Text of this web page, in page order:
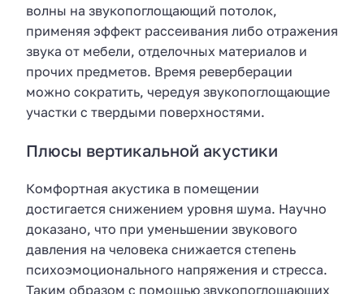
волны на звукопоглощающий потолок,
применяя эффект рассеивания либо отражения
звука от мебели, отделочных материалов и
прочих предметов. Время реверберации
можно сократить, чередуя звукопоглощающие
участки с твердыми поверхностями.
Плюсы вертикальной акустики
Комфортная акустика в помещении
достигается снижением уровня шума. Научно
доказано, что при уменьшении звукового
давления на человека снижается степень
психоэмоционального напряжения и стресса.
Таким образом с помощью звукопоглощающих